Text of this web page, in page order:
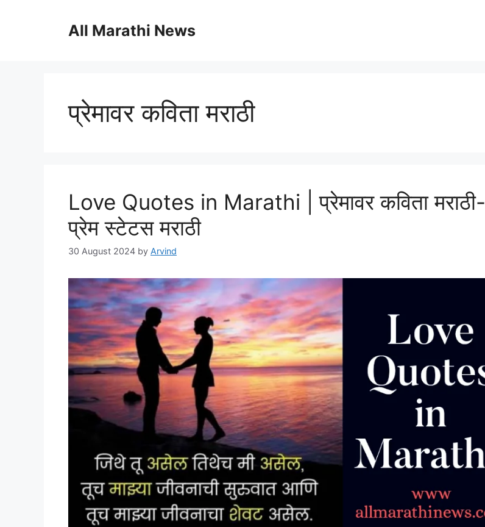
All Marathi News
प्रेमावर कविता मराठी
Love Quotes in Marathi | प्रेमावर कविता मराठी-
प्रेम स्टेटस मराठी
30 August 2024 by Arvind